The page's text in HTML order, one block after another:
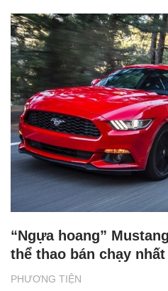
PHƯƠNG TIỆN
“Ngựa hoang”
thể thao bán chạy